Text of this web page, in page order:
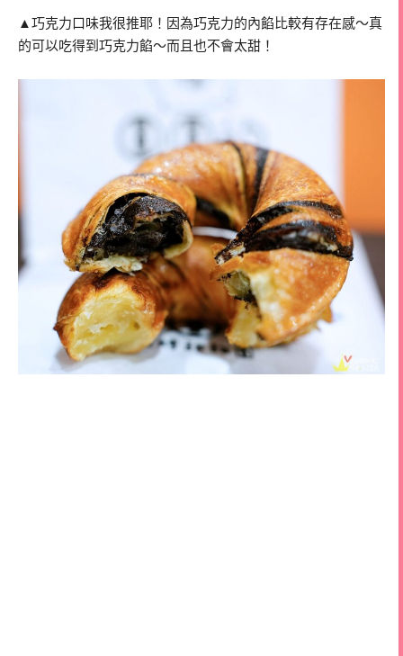
▲巧克力口味我很推耶！因為巧克力的內餡比較有存在感～真
的可以吃得到巧克力餡～而且也不會太甜！